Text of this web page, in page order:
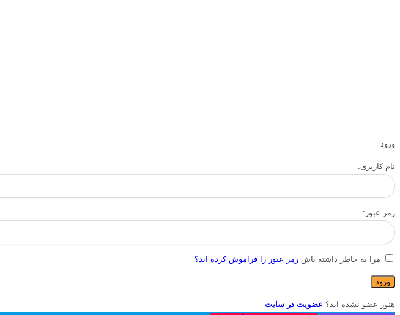
ورود
نام کاربری:
رمز عبور:
مرا به خاطر داشته باش رمز عبور را فراموش کرده اید؟
هنوز عضو نشده اید؟ عضویت در سایت